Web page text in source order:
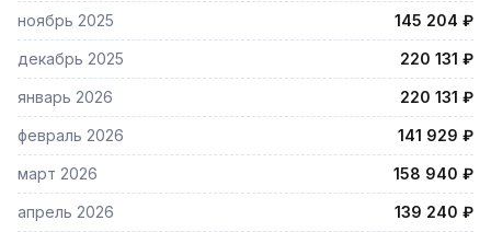
ноябрь 2025 145 204 ₽
декабрь 2025 220 131 ₽
январь 2026 220 131 ₽
февраль 2026 141 929 ₽
март 2026 158 940 ₽
апрель 2026 139 240 ₽